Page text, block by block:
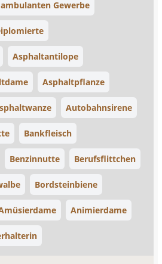
Gewerbe
Asphaltantilope
Asphaltpflanze
Autobahnsirene
Bankfleisch
Benzinnutte Berufsflittchen
Bordsteinbiene
Animierdame